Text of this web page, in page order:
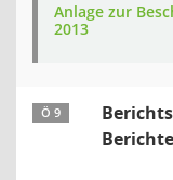
Anlage zur
2013
Ö 9
Berichte